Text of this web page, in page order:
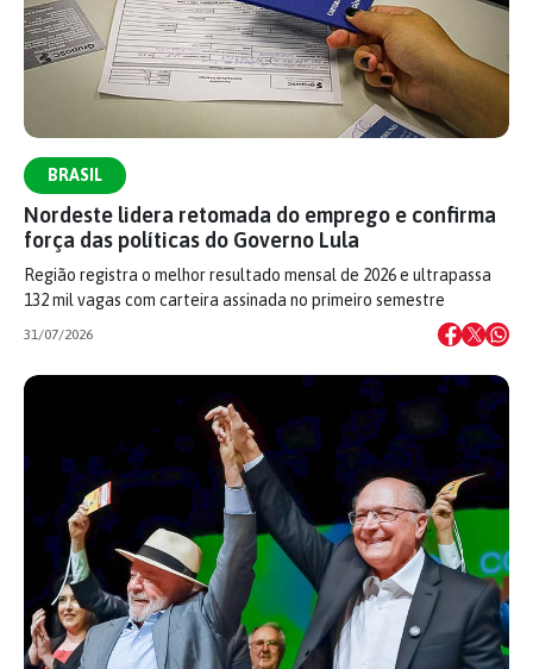
BRASIL
Nordeste lidera retomada do emprego e confirma
força das políticas do Governo Lula
Região registra o melhor resultado mensal de 2026 e ultrapassa
132 mil vagas com carteira assinada no primeiro semestre
31/07/2026